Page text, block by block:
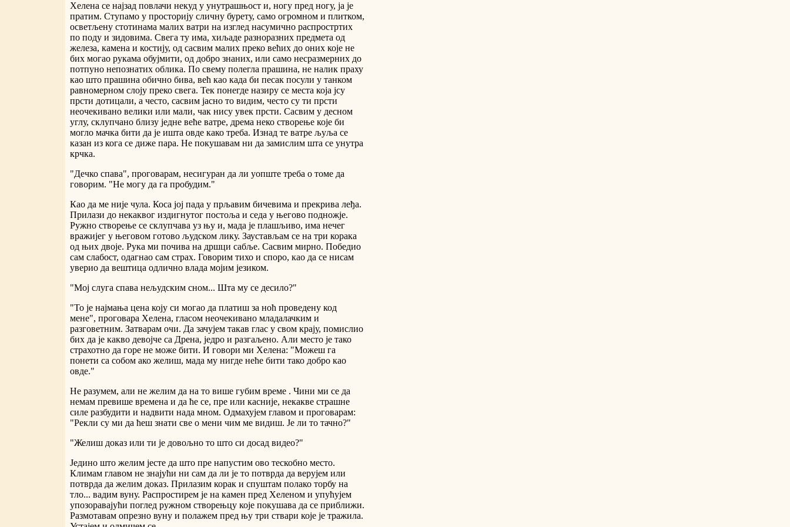
Хелена се најзад повлачи некуд у унутрашњост и, ногу пред ногу, ја је
пратим. Ступамо у просторију сличну бурету, само огромном и плитком,
осветљену стотинама малих ватри на изглед насумично распростртих
по поду и зидовима. Свега ту има, хиљаде разноразних предмета од
железа, камена и костију, од сасвим малих преко већих до оних које не
бих могао рукама обујмити, од добро знаних, или само несразмерних до
потпуно непознатих облика. По свему полегла прашина, не налик праху
као што прашина обично бива, већ као када би песак посули у танком
равномерном слоју преко свега. Тек понегде назиру се места која jсу
прсти дотицали, а често, сасвим јасно то видим, често су ти прсти
неочекивано велики или мали, чак нису увек прсти. Сасвим у десном
углу, склупчано близу једне веће ватре, дрема неко створење које би
могло мачка бити да је ишта овде како треба. Изнад те ватре љуља се
казан из кога се диже пара. Не покушавам ни да замислим шта се унутра
крчка.
"Дечко спава", проговарам, несигуран да ли уопште треба о томе да
говорим. "Не могу да га пробудим."
Као да ме није чула. Коса јој пада у прљавим бичевима и прекрива леђа.
Прилази до некаквог издигнутог постоља и седа у његово подножје.
Ружно створење се склупчава уз њу и, мада је плашљиво, има нечег
вражијег у његовом готово људском лику. Заустављам се на три корака
од њих двоје. Рука ми почива на дршци сабље. Сасвим мирно. Победио
сам слабост, одагнао сам страх. Говорим тихо и споро, као да се нисам
уверио да вештица одлично влада мојим језиком.
"Мој слуга спава нељудским сном... Шта му се десило?"
"То је најмања цена коју си могао да платиш за ноћ проведену код
мене", проговара Хелена, гласом неочекивано младалачким и
разговетним. Затварам очи. Да зачујем такав глас у свом крају, помислио
бих да је какво девојче са Дрена, једро и разгаљено. Али место је тако
страхотно да горе не може бити. И говори ми Хелена: "Можеш га
понети са собом ако желиш, мада му нигде неће бити тако добро као
овде."
Не разумем, али не желим да на то више губим време . Чини ми се да
немам превише времена и да ће се, пре или касније, некакве страшне
силе разбудити и надвити нада мном. Одмахујем главом и проговарам:
"Рекли су ми да ћеш знати све о мени чим ме видиш. Је ли то тачно?"
"Желиш доказ или ти је довољно то што си досад видео?"
Једино што желим јесте да што пре напустим ово тескобно место.
Климам главом не знајући ни сам да ли је то потврда да верујем или
потврда да желим доказ. Прилазим корак и спуштам полако торбу на
тло... вадим вуну. Распростирем је на камен пред Хеленом и упућујем
упозоравајући поглед ружном створењцу које покушава да се приближи.
Размотавам опрезно вуну и полажем пред њу три ствари које је тражила.